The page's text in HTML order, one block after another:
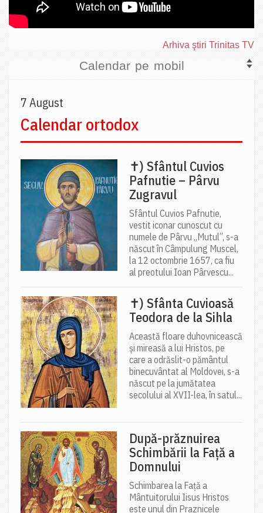
Arhiva ştiri Trinitas TV
Calendar pe mobil
7 August
Calendar ortodox
✝) Sfântul Cuvios
Pafnutie – Pârvu
Zugravul
Sfântul Cuvios Pafnutie,
vestit iconar cunoscut cu
numele de Pârvu „Mutul”, s-a
născut în Câmpulung Muscel,
la 12 octombrie 1657, ca fiu
al preotului Ioan Pârvescu...
✝) Sfânta Cuvioasă
Teodora de la Sihla
Această floare duhovnicească
și mireasă a lui Hristos, pe
care a odrăslit-o pământul
binecuvântat al Moldovei, s-a
născut pe la jumătatea
secolului al XVII-lea, în satul...
După-prăznuirea
Schimbării la Față a
Domnului
Schimbarea la Față a
Mântuitorului Iisus Hristos
este unul din Praznicele